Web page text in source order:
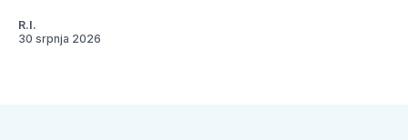
R.I.
30 srpnja 2026